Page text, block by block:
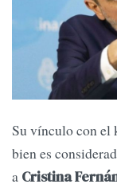
Su vínculo con el
bien es
a Cristina